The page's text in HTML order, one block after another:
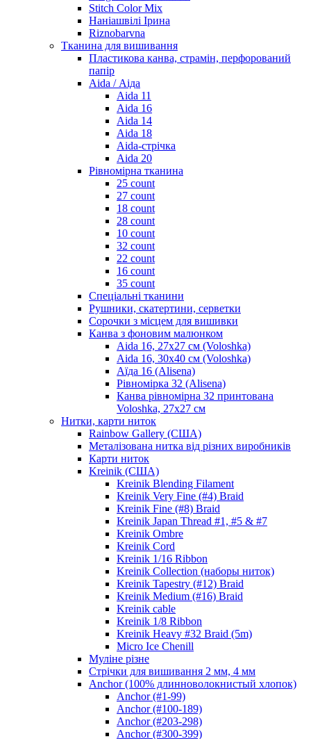
Stitch Color Mix
Наніашвілі Ірина
Riznobarvna
Тканина для вишивання
Пластикова канва, страмін, перфорований
папір
Aida / Аіда
Aida 11
Aida 16
Aida 14
Aida 18
Aida-стрічка
Aida 20
Рівномірна тканина
25 count
27 count
18 count
28 count
10 count
32 count
22 count
16 count
35 count
Спеціальні тканини
Рушники, скатертини, серветки
Сорочки з місцем для вишивки
Канва з фоновим малюнком
Aida 16, 27х27 см (Voloshka)
Aida 16, 30х40 см (Voloshka)
Аїда 16 (Alisena)
Рівномірка 32 (Alisena)
Канва рівномірна 32 принтована
Voloshka, 27х27 см
Нитки, карти ниток
Rainbow Gallery (США)
Металізована нитка від різних виробників
Карти ниток
Kreinik (США)
Kreinik Blending Filament
Kreinik Very Fine (#4) Braid
Kreinik Fine (#8) Braid
Kreinik Japan Thread #1, #5 & #7
Kreinik Ombre
Kreinik Cord
Kreinik 1/16 Ribbon
Kreinik Collection (наборы ниток)
Kreinik Tapestry (#12) Braid
Kreinik Medium (#16) Braid
Kreinik cable
Kreinik 1/8 Ribbon
Kreinik Heavy #32 Braid (5m)
Micro Ice Chenill
Муліне різне
Стрічки для вишивання 2 мм, 4 мм
Anchor (100% длинноволокнистый хлопок)
Anchor (#1-99)
Anchor (#100-189)
Anchor (#203-298)
Anchor (#300-399)